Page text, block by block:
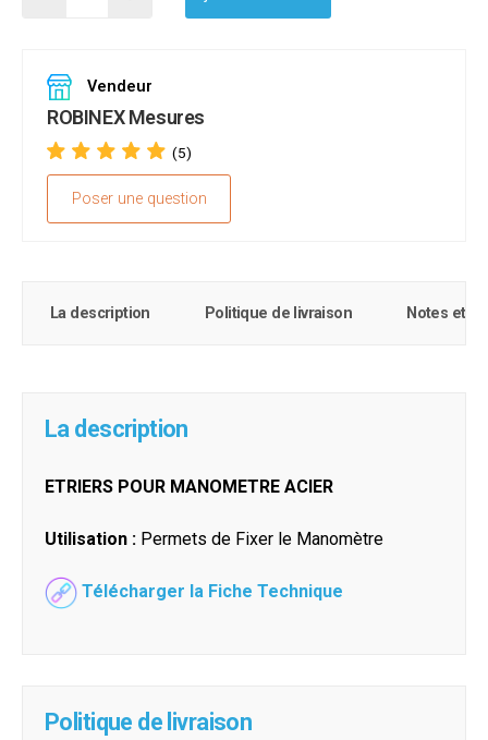
Vendeur
ROBINEX Mesures
(5)
Poser une question
La description Politique de livraison Notes et
La description
ETRIERS POUR MANOMETRE ACIER
Utilisation : Permets de Fixer le Manomètre
Télécharger la Fiche Technique
Politique de livraison